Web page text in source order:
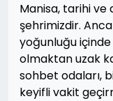
Manisa, tarihi ve
şehrimizdir.
yoğunluğu
olmaktan uzak
sohbet odaları,
keyifli vakit